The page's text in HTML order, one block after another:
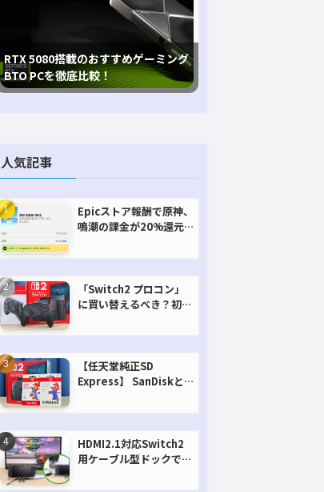
RTX 5080搭載のおすすめゲーミング
BTO PCを徹底比較！
人気記事
Epicストア報酬で原神、
鳴潮の課金が20%還元
「Switch2 プロコン」
に買い替えるべき？初代
【任天堂純正SD
Express】 SanDiskと
HDMI2.1対応Switch2
用ケーブル型ドックで省